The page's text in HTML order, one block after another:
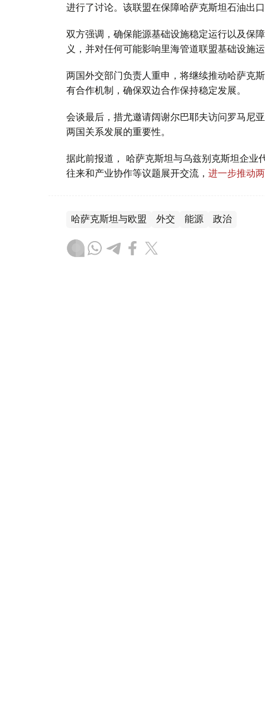
进行了讨论。该联盟在保障哈萨克斯坦石油出
双方强调，确保能源基础设施稳定运行以及保
义，并对任何可能影响里海管道联盟基础设施
两国外交部门负责人重申，将继续推动哈萨克
有合作机制，确保双边合作保持稳定发展。
会谈最后，措尤邀请阔谢尔巴耶夫访问罗马尼
两国关系发展的重要性。
据此前报道， 哈萨克斯坦与乌兹别克斯坦企业
往来和产业协作等议题展开交流， 进一步推动
哈萨克斯坦与欧盟 外交 能源 政治